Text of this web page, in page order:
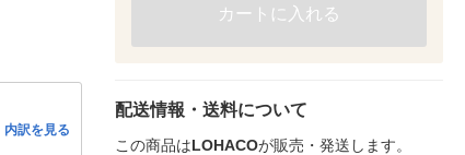
内訳を見る
カートに入れる
配送情報・送料について
この商品はLOHACOが販売・発送します。